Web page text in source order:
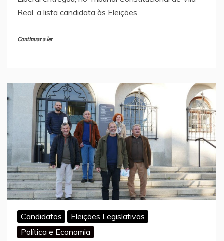
Real, a lista candidata às Eleições
Continuar a ler
Candidatos
Eleições Legislativas
Política e Economia